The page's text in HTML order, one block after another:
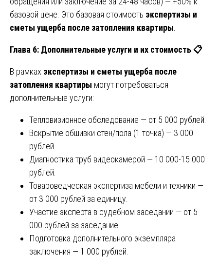
базовой цене. Это базовая стоимость экспертизы и
сметы ущерба после затопления квартиры
Глава 6: Дополнительные услуги и их стоимость📋
В рамках экспертизы и сметы ущерба после
затопления квартиры могут потребоваться
дополнительные услуги:
Тепловизионное обследование — от 5 000 рублей.
Вскрытие обшивки стен/пола (1 точка) — 3 000
рублей.
Диагностика труб видеокамерой — 10 000-15 000
рублей.
Товароведческая экспертиза мебели и техники —
от 3 000 рублей за единицу.
Участие эксперта в судебном заседании — от 5
000 рублей за заседание.
Подготовка дополнительного экземпляра
заключения — 1 000 рублей.